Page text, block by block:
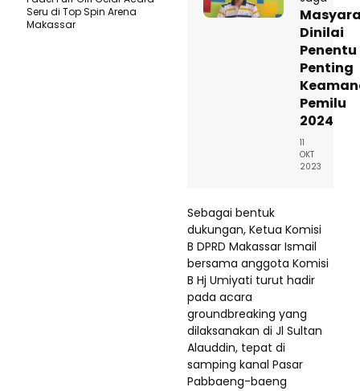
Dinilai
Penentu
Penting
Pemilu
2024
11
OKT
2023
Sebagai bentuk
dukungan, Ketua Komisi
B DPRD Makassar Ismail
bersama anggota Komisi
B Hj Umiyati turut hadir
pada acara
groundbreaking yang
dilaksanakan di Jl Sultan
Alauddin, tepat di
samping kanal Pasar
Pabbaeng-baeng
Seru di Top Spin Arena
Makassar